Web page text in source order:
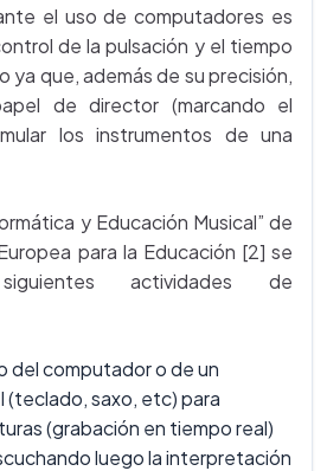
el uso de computadores es
de la pulsación y el tiempo
ya que, además de su precisión,
de director (marcando el
los instrumentos de una
y Educación Musical” de
para la Educación [2] se
actividades de
del computador o de un
(teclado, saxo, etc) para
(grabación en tiempo real)
luego la interpretación